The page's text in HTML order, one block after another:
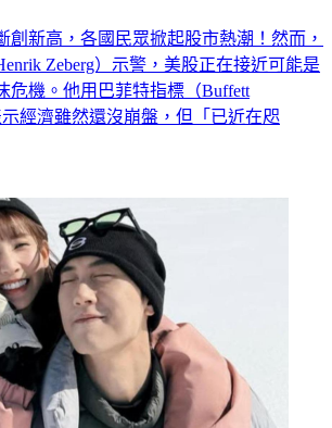
創新高，各國民眾掀起股市熱潮！然而，
Zeberg）示警，美股正在接近可能是
危機。他用巴菲特指標（Buffett
經濟雖然還沒崩盤，但「已近在咫